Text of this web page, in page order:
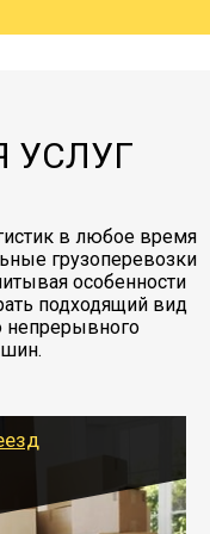
страховки
получателя.
УСЛУГ
в любое время
грузоперевозки
особенности
подходящий вид
непрерывного